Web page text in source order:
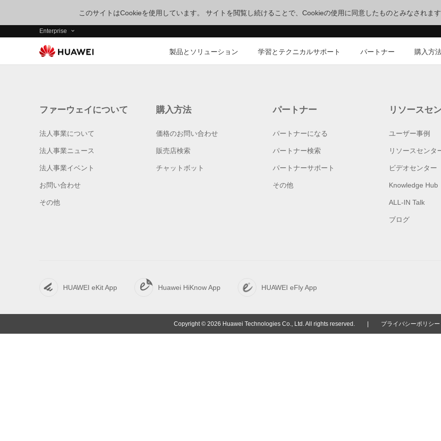
このサイトはCookieを使用しています。 サイトを閲覧し続けることで、Cookieの使用に同意したものとみなされま
Enterprise
製品とソリューション 学習とテクニカルサポート パートナー 購入方
ファーウェイについて
法人事業について
法人事業ニュース
法人事業イベント
お問い合わせ
その他
購入方法
価格のお問い合わせ
販売店検索
チャットボット
パートナー
パートナーになる
パートナー検索
パートナーサポート
その他
リソースセ
ユーザー事例
リソースセンタ
ビデオセンター
Knowledge Hub
ALL-IN Talk
ブログ
HUAWEI eKit App Huawei HiKnow App HUAWEI eFly App
Copyright © 2026 Huawei Technologies Co., Ltd. All rights reserved. プライバシーポリシー